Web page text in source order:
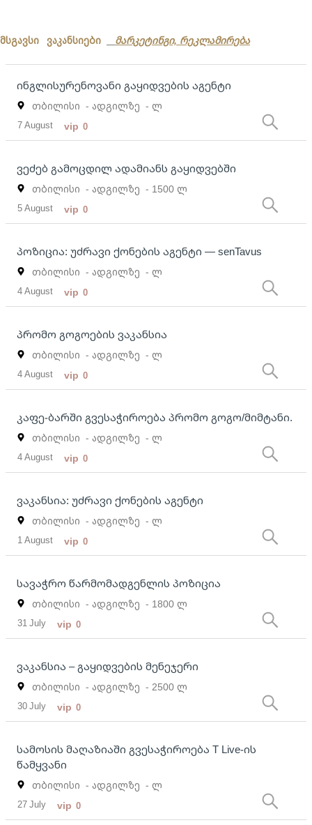
მსგავსი ვაკანსიები მარკეტინგი, რეკლამირება
ინგლისურენოვანი გაყიდვების აგენტი
თბილისი - ადგილზე - ლ
7 August vip 0
ვეძებ გამოცდილ ადამიანს გაყიდვებში
თბილისი - ადგილზე - 1500 ლ
5 August vip 0
პოზიცია: უძრავი ქონების აგენტი — senTavus
თბილისი - ადგილზე - ლ
4 August vip 0
პრომო გოგოების ვაკანსია
თბილისი - ადგილზე - ლ
4 August vip 0
კაფე-ბარში გვესაჭიროება პრომო გოგო/მიმტანი.
თბილისი - ადგილზე - ლ
4 August vip 0
ვაკანსია: უძრავი ქონების აგენტი
თბილისი - ადგილზე - ლ
1 August vip 0
სავაჭრო წარმომადგენლის პოზიცია
თბილისი - ადგილზე - 1800 ლ
31 July vip 0
ვაკანსია – გაყიდვების მენეჯერი
თბილისი - ადგილზე - 2500 ლ
30 July vip 0
სამოსის მაღაზიაში გვესაჭიროება T Live-ის
წამყვანი
თბილისი - ადგილზე - ლ
27 July vip 0